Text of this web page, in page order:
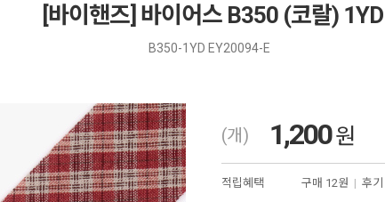
[바이핸즈] 바이어스 B350 (코랄) 1YD
B350-1YD EY20094-E
(개) 1,200원
적립혜택 구매 12원 | 후기